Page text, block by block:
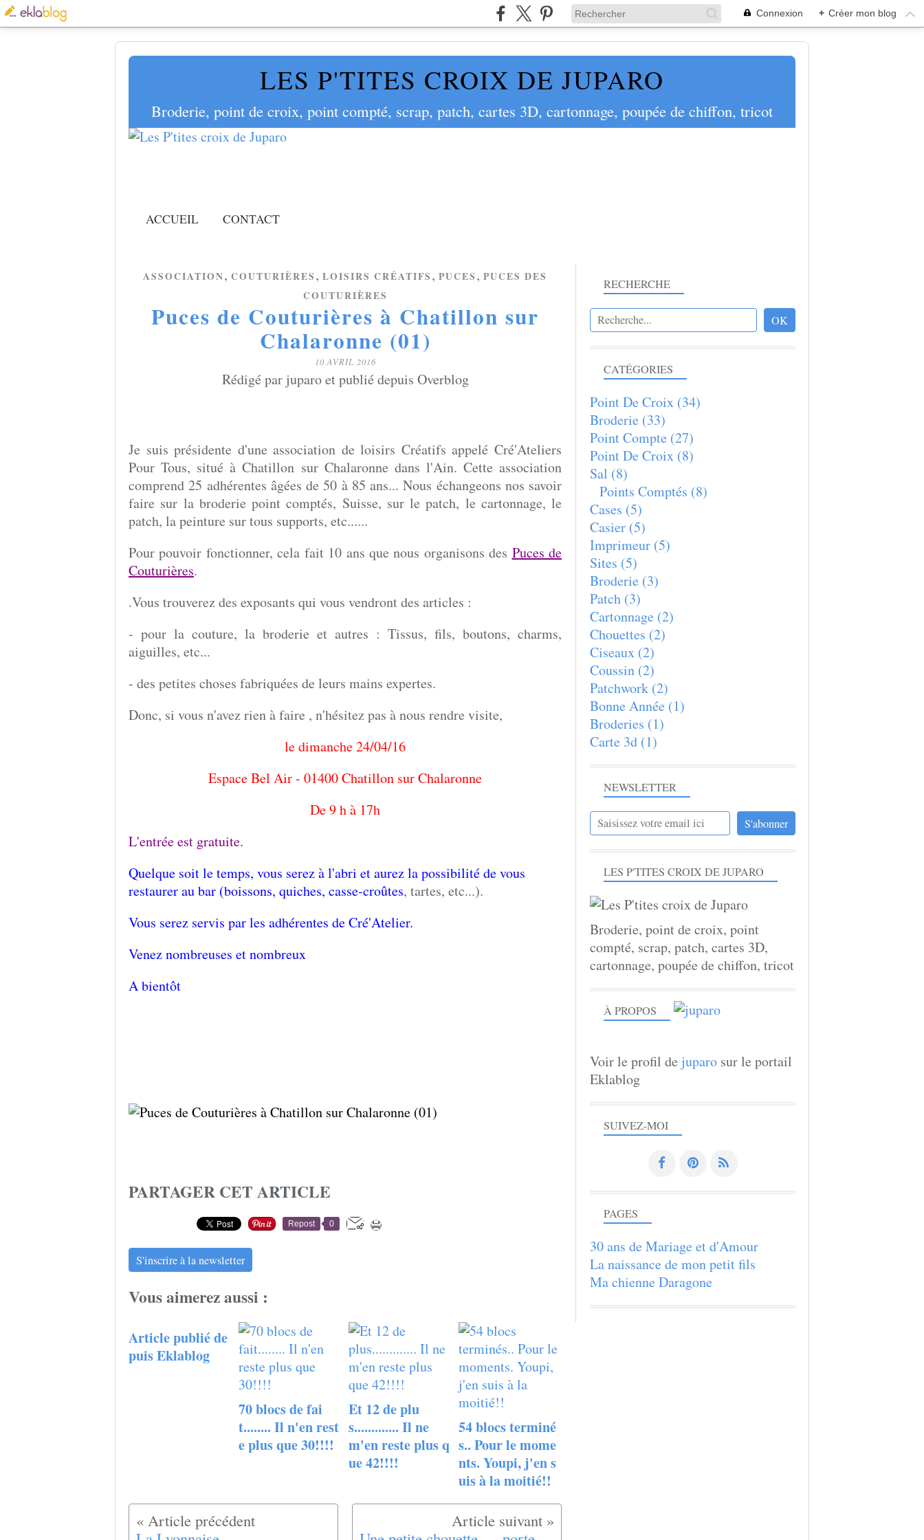
Connexion + Créer mon blog
LES P'TITES CROIX DE JUPARO
Broderie, point de croix, point compté, scrap, patch, cartes 3D, cartonnage, poupée de chiffon, tricot
ACCUEIL CONTACT
ASSOCIATION, COUTURIÈRES , LOISIRS CRÉATIFS , PUCES , PUCES DES
COUTURIÈRES
Puces de Couturières à Chatillon sur
Chalaronne (01)
10 AVRIL 2016
Rédigé par juparo et publié depuis Overblog
Je suis présidente d'une association de loisirs Créatifs appelé Cré'Ateliers
Pour Tous, situé à Chatillon sur Chalaronne dans l'Ain. Cette association
comprend 25 adhérentes âgées de 50 à 85 ans... Nous échangeons nos savoir
faire sur la broderie point comptés, Suisse, sur le patch, le cartonnage, le
patch, la peinture sur tous supports, etc......
Pour pouvoir fonctionner, cela fait 10 ans que nous organisons des Puces de
Couturières.
.Vous trouverez des exposants qui vous vendront des articles :
- pour la couture, la broderie et autres : Tissus, fils, boutons, charms,
aiguilles, etc...
- des petites choses fabriquées de leurs mains expertes.
Donc, si vous n'avez rien à faire , n'hésitez pas à nous rendre visite,
le dimanche 24/04/16
Espace Bel Air - 01400 Chatillon sur Chalaronne
De 9 h à 17h
L'entrée est gratuite.
Quelque soit le temps, vous serez à l'abri et aurez la possibilité de vous
restaurer au bar (boissons, quiches, casse-croûtes, tartes, etc...).
Vous serez servis par les adhérentes de Cré'Atelier.
Venez nombreuses et nombreux
A bientôt
PARTAGER CET ARTICLE
Repost 0
S'inscrire à la newsletter
Vous aimerez aussi :
Article publié de
puis Eklablog
70 blocs de fai
t........ Il n'en rest
e plus que 30!!!!
Et 12 de plu
s............. Il ne
m'en reste plus q
ue 42!!!!
54 blocs terminé
s.. Pour le mome
nts. Youpi, j'en s
uis à la moitié!!
NEWSLETTER
SUIVEZ-MOI
RECHERCHE
LES P'TITES CROIX DE JUPARO
Broderie, point de croix, point
compté, scrap, patch, cartes 3D,
cartonnage, poupée de chiffon, tricot
À PROPOS
Voir le profil de juparo sur le portail
Eklablog
PAGES
30 ans de Mariage et d'Amour
La naissance de mon petit fils
Ma chienne Daragone
CATÉGORIES
Point De Croix (34)
Broderie (33)
Point Compte (27)
Point De Croix (8)
Sal (8)
Points Comptés (8)
Cases (5)
Casier (5)
Imprimeur (5)
Sites (5)
Broderie (3)
Patch (3)
Cartonnage (2)
Chouettes (2)
Ciseaux (2)
Coussin (2)
Patchwork (2)
Bonne Année (1)
Broderies (1)
Carte 3d (1)